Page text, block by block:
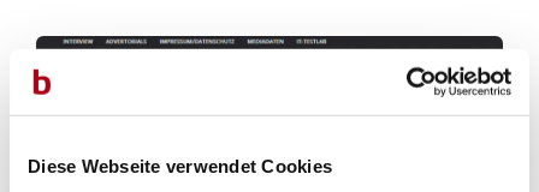
Diese Webseite verwendet Cookies